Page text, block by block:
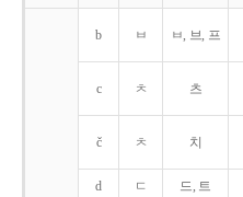
b ㅂ ㅂ, 브, 프
c ㅊ 츠
č ㅊ 치
d ㄷ 드, 트